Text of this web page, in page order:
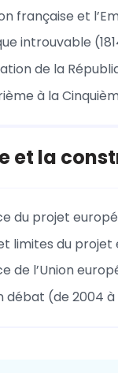
française et
introuvable
de la
à la
et la
du projet
limites du projet
de l’Union
débat (de 2004